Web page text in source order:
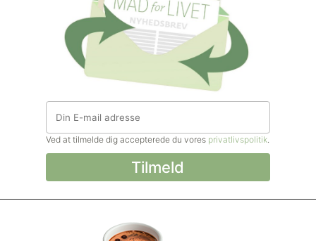
Ved at tilmelde dig accepterede du vores privatlivspolitik.
© Madforlivet.com, 2000–2025. Alle